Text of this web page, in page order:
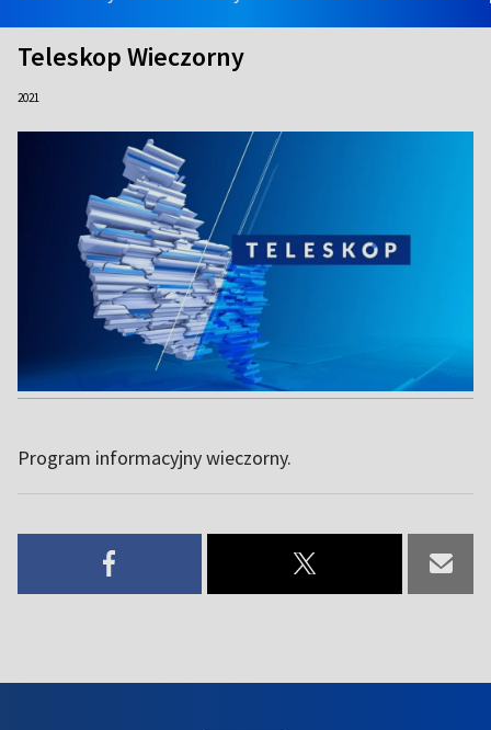
Teleskop Wieczorny
2021
Program informacyjny wieczorny.